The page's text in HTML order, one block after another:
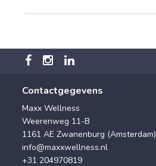
Contactgegevens
Maxx Wellness
Weerenweg 11-B
1161 AE Zwanenburg (Amsterdam)
info@maxxwellness.nl
+31 204970819